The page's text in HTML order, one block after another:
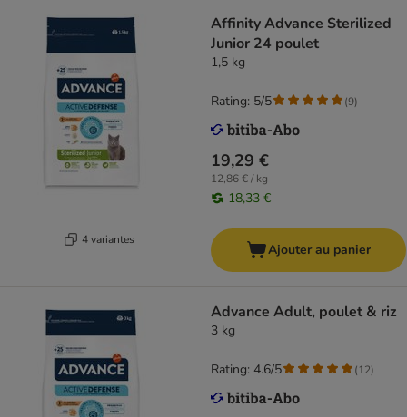
4 variantes
Affinity Advance Sterilized
Junior 24 poulet
1,5 kg
19,29 €
12,86 € / kg
18,33 €
Rating: 5/5 (9)
Ajouter au panier
Advance Adult, poulet & riz
3 kg
Rating: 4.6/5 (12)